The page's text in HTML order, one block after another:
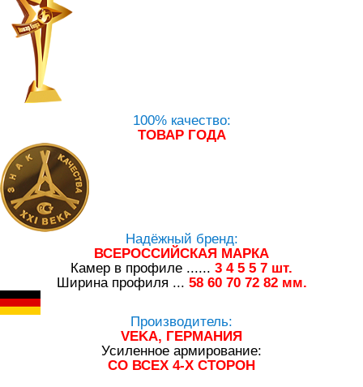
100% качество:
ТОВАР ГОДА
Надёжный бренд:
ВСЕРОССИЙСКАЯ МАРКА
Камер в профиле ...... 3 4 5 5 7 шт.
Ширина профиля ... 58 60 70 72 82мм.
Производитель:
VEKA, ГЕРМАНИЯ
Усиленное армирование:
СО ВСЕХ 4-Х СТОРОН